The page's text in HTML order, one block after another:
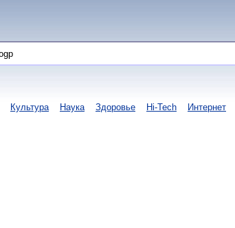
Культура Наука Здоровье Hi-Tech Интернет